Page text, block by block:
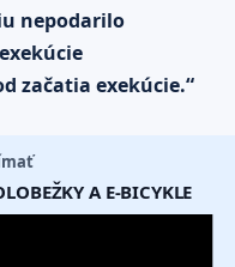
nepodarilo
začatia exekúcie.“
A E-BICYKLE